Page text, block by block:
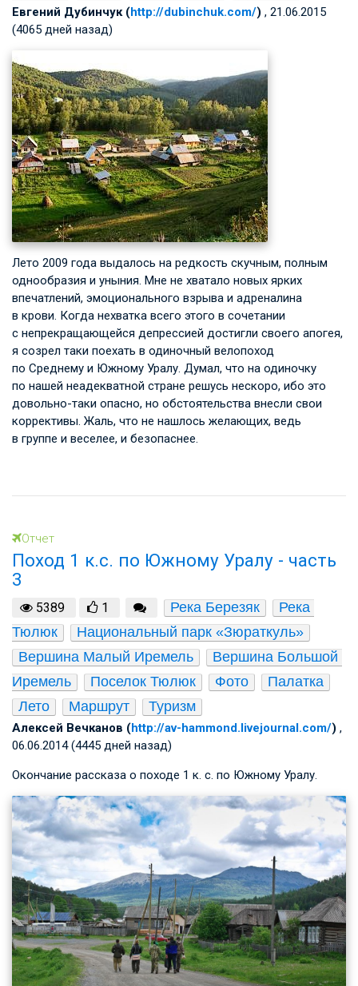
Евгений Дубинчук (http://dubinchuk.com/) , 21.06.2015
(4065 дней назад)
Лето 2009 года выдалось на редкость скучным, полным
однообразия и уныния. Мне не хватало новых ярких
впечатлений, эмоционального взрыва и адреналина
в крови. Когда нехватка всего этого в сочетании
с непрекращающейся депрессией достигли своего апогея,
я созрел таки поехать в одиночный велопоход
по Среднему и Южному Уралу. Думал, что на одиночку
по нашей неадекватной стране решусь нескоро, ибо это
довольно-таки опасно, но обстоятельства внесли свои
коррективы. Жаль, что не нашлось желающих, ведь
в группе и веселее, и безопаснее.
Отчет
Поход 1 к.с. по Южному Уралу - часть
3
5389 1 Река Березяк
Река
Тюлюк
Национальный парк «Зюраткуль»
Вершина Малый Иремель
Вершина Большой
Иремель
Поселок Тюлюк Фото
Палатка
Лето
Маршрут Туризм
Алексей Вечканов (http://av-hammond.livejournal.com/) ,
06.06.2014 (4445 дней назад)
Окончание рассказа о походе 1 к. с. по Южному Уралу.